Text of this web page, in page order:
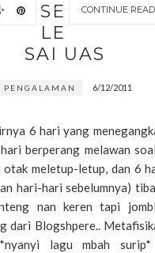
CONTINUE
SE
LE
SAI UAS
PENGALAMAN 6/12/2011
6 hari yang
berperang melawan
otak meletup-letup, dan 6
hari-hari sebelumnya)
nan keren tapi
dari Blogshpere..
lagu mbah surip*